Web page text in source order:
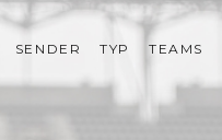
SENDER TYP TEAMS